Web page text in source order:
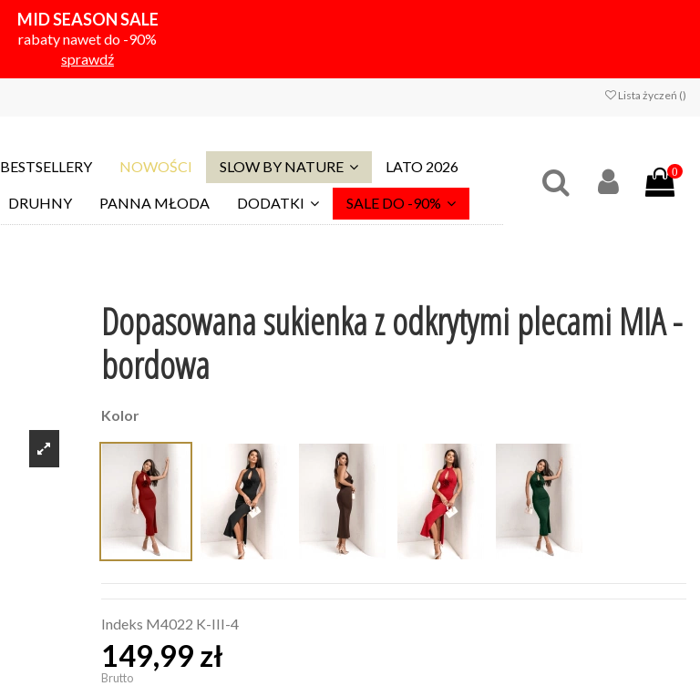
MID SEASON SALE
rabaty nawet do -90%
sprawdź
Lista życzeń ()
BESTSELLERY NOWOŚCI SLOW BY NATURE LATO 2026
DRUHNY PANNA MŁODA DODATKI SALE DO -90%
0
Dopasowana sukienka z odkrytymi plecami MIA -
bordowa
Kolor
Indeks M4022 K-III-4
149,99 zł
Brutto